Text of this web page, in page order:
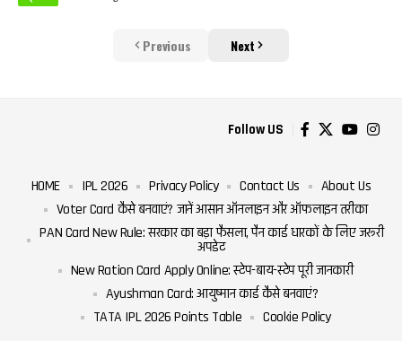
Previous Next
Follow US
HOME IPL 2026 Privacy Policy Contact Us
About Us
Voter Card कैसे बनवाएं? जानें आसान ऑनलाइन और ऑफलाइन तरीका
PAN Card New Rule: सरकार का बड़ा फैसला, पैन कार्ड धारकों के लिए जरूरी
अपडेट
New Ration Card Apply Online: स्टेप-बाय-स्टेप पूरी जानकारी
Ayushman Card: आयुष्मान कार्ड कैसे बनवाएं?
TATA IPL 2026 Points Table
Cookie Policy